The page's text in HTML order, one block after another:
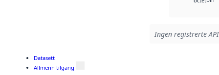
Ingen registrerte
Datasett
Allmenn tilgang